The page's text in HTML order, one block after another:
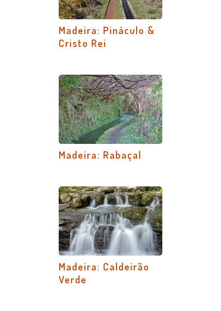
Madeira: Pináculo &
Cristo Rei
Madeira: Rabaçal
Madeira: Caldeirão
Verde